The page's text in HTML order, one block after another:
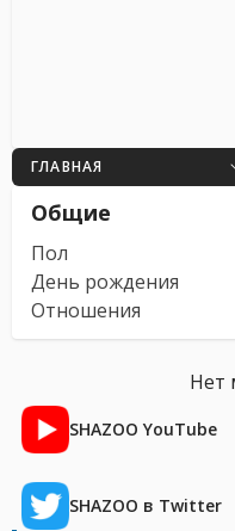
ГЛАВНАЯ
Общие
Пол
День рождения
Отношения
Нет
SHAZOO YouTube
SHAZOO в Twitter